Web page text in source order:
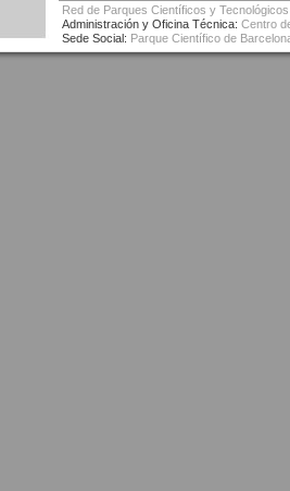
Red de Parques Científicos y
Administración y Oficina Técnica: Centro
Sede Social: Parque Científico de